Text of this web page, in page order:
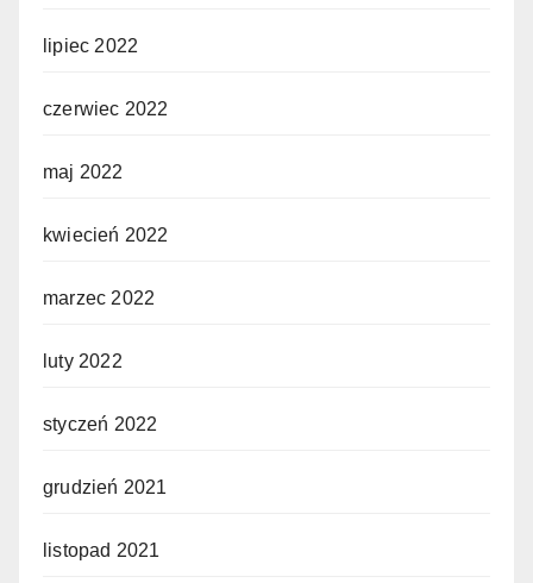
lipiec 2022
czerwiec 2022
maj 2022
kwiecień 2022
marzec 2022
luty 2022
styczeń 2022
grudzień 2021
listopad 2021